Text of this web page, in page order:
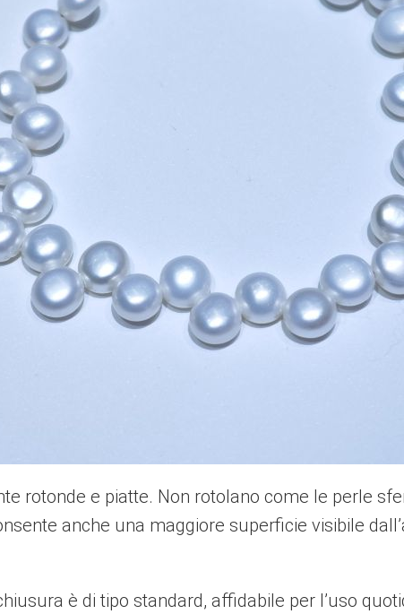
rotonde e piatte. Non rotolano come le perle
anche una maggiore superficie visibile
è di tipo standard, affidabile per l’uso